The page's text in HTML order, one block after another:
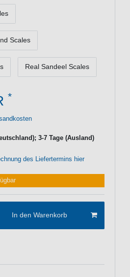
Scales
Real Sandeel Scales
*
3-7 Tage (Ausland)
des Liefertermins hier
In den Warenkorb